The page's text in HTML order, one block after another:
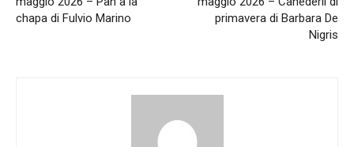
chapa di Fulvio Marino
primavera di Barbara De
Nigris